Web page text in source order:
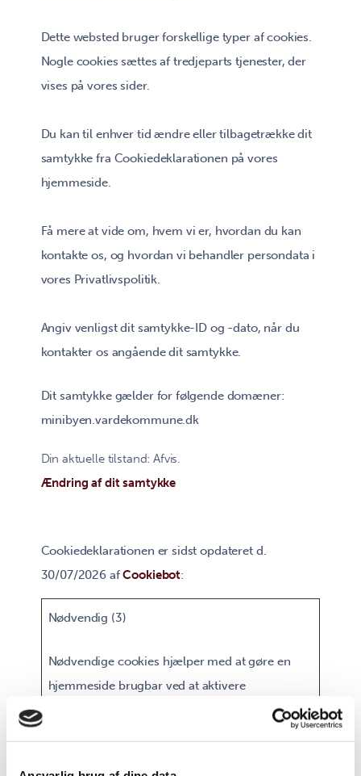
Dette websted bruger forskellige typer af cookies.
Nogle cookies sættes af tredjeparts tjenester, der
vises på vores sider.
Du kan til enhver tid ændre eller tilbagetrække dit
samtykke fra Cookiedeklarationen på vores
hjemmeside.
Få mere at vide om, hvem vi er, hvordan du kan
kontakte os, og hvordan vi behandler persondata i
vores Privatlivspolitik.
Angiv venligst dit samtykke-ID og -dato, når du
kontakter os angående dit samtykke.
Dit samtykke gælder for følgende domæner:
minibyen.vardekommune.dk
Din aktuelle tilstand: Afvis.
Ændring af dit samtykke
Cookiedeklarationen er sidst opdateret d.
30/07/2026 afCookiebot:
Nødvendig (3)
Nødvendige cookies hjælper med at gøre en
hjemmeside brugbar ved at aktivere